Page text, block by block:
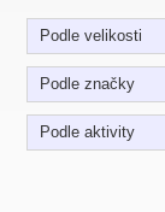
Podle velikosti
Podle značky
Podle aktivity